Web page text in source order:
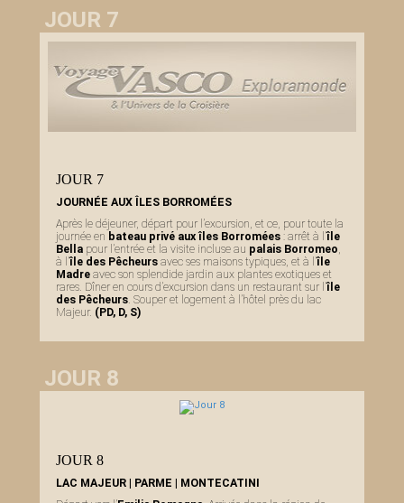
JOUR 7
JOUR 7
JOURNÉE AUX ÎLES BORROMÉES
Après le déjeuner, départ pour l’excursion, et ce, pour toute la
journée en bateau privé aux îles Borromées : arrêt à l’île
Bella pour l’entrée et la visite incluse au palais Borromeo,
à l’île des Pêcheurs avec ses maisons typiques, et à l’île
Madre avec son splendide jardin aux plantes exotiques et
rares. Dîner en cours d’excursion dans un restaurant sur l’île
des Pêcheurs. Souper et logement à l’hôtel près du lac
Majeur. (PD, D, S)
JOUR 8
JOUR 8
LAC MAJEUR | PARME | MONTECATINI